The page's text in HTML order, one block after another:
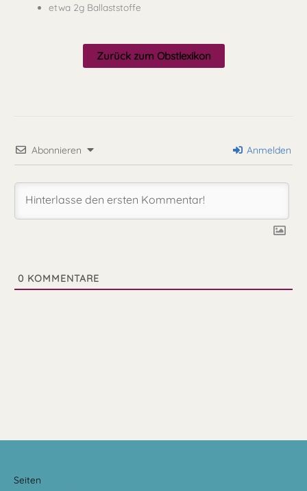
etwa 2g Ballaststoffe
Zurück zum Obstlexikon
Abonnieren Anmelden
0 KOMMENTARE
Seiten